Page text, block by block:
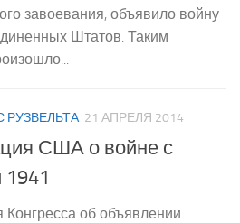
завоевания, объявило войну
Штатов. Таким
РУЗВЕЛЬТА 21 АПРЕЛЯ 2014
США о войне с
Конгресса об объявлении